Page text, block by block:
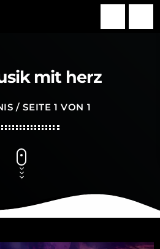
mit herz
/ SEITE 1 VON 1